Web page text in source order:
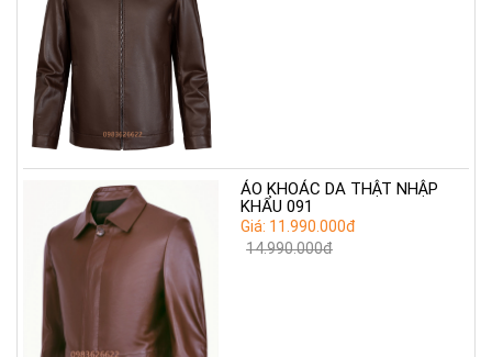
ÁO KHOÁC DA THẬT NHẬP
KHẨU 091
Giá: 11.990.000đ
14.990.000đ